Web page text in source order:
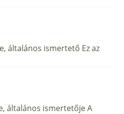
általános ismertető Ez az
általános ismertetője A